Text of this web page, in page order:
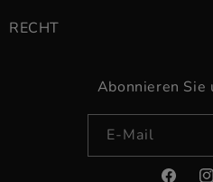
RECHT
Abonnieren Sie
E-Mail